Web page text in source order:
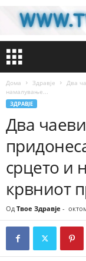
Дома Здравје
Два
намалување...
ЗДРАВЈЕ
Два
срцето и
крвниот
Од Твое Здравје -